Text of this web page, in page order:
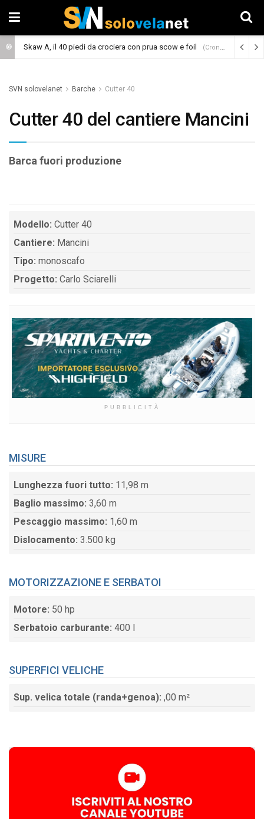
Skaw A, il 40 piedi da crociera con prua scow e foil (Cronaca)
SVN solovelanet Barche Cutter 40
Cutter 40 del cantiere Mancini
Barca fuori produzione
Modello: Cutter 40
Cantiere: Mancini
Tipo: monoscafo
Progetto: Carlo Sciarelli
PUBBLICITÀ
MISURE
Lunghezza fuori tutto: 11,98 m
Baglio massimo: 3,60 m
Pescaggio massimo: 1,60 m
Dislocamento: 3.500 kg
MOTORIZZAZIONE E SERBATOI
Motore: 50 hp
Serbatoio carburante: 400 l
SUPERFICI VELICHE
Sup. velica totale (randa+genoa): ,00 m²